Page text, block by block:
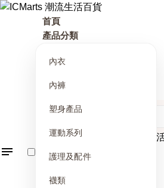
首頁
產品分類
內衣
內褲
塑身產品
運動系列
護理及配件
襪類